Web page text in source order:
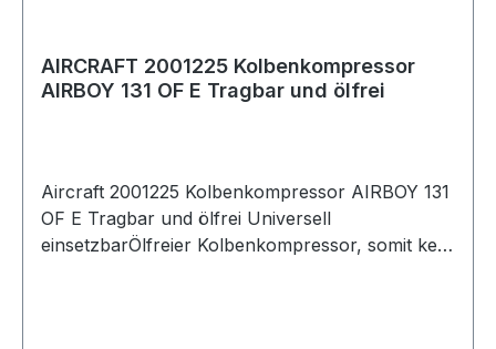
AIRCRAFT 2001225 Kolbenkompressor
AIRBOY 131 OF E Tragbar und ölfrei
Aircraft 2001225 Kolbenkompressor AIRBOY 131
OF E Tragbar und ölfrei Universell
einsetzbarÖlfreier Kolbenkompressor, somit kein